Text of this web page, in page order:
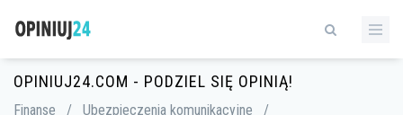
OPINIUJ24.COM - PODZIEL SIĘ OPINIĄ!
Finanse / Ubezpieczenia komunikacyjne
/